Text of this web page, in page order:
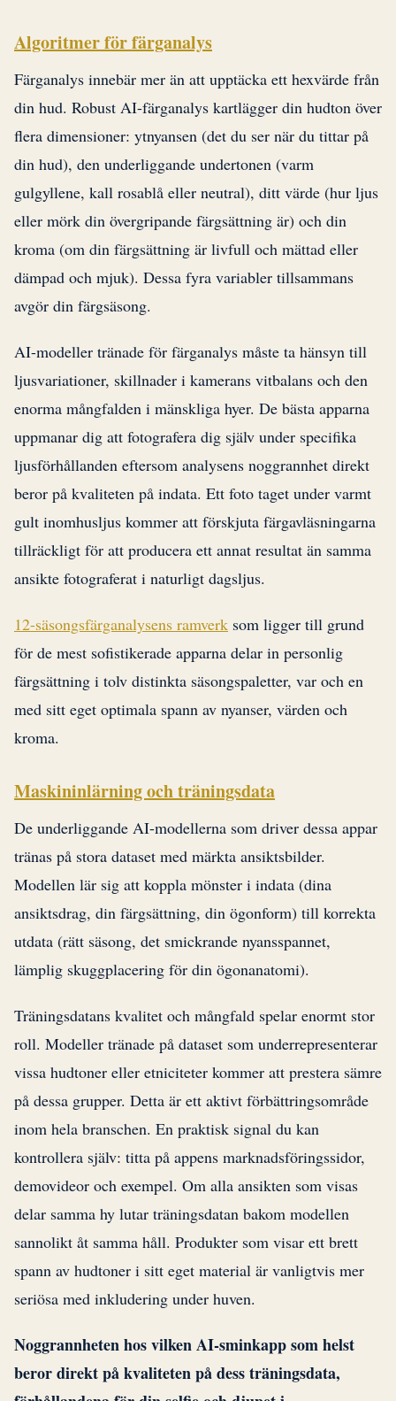
Algoritmer för färganalys
Färganalys innebär mer än att upptäcka ett hexvärde från
din hud. Robust AI-färganalys kartlägger din hudton över
flera dimensioner: ytnyansen (det du ser när du tittar på
din hud), den underliggande undertonen (varm
gulgyllene, kall rosablå eller neutral), ditt värde (hur ljus
eller mörk din övergripande färgsättning är) och din
kroma (om din färgsättning är livfull och mättad eller
dämpad och mjuk). Dessa fyra variabler tillsammans
avgör din färgsäsong.
AI-modeller tränade för färganalys måste ta hänsyn till
ljusvariationer, skillnader i kamerans vitbalans och den
enorma mångfalden i mänskliga hyer. De bästa apparna
uppmanar dig att fotografera dig själv under specifika
ljusförhållanden eftersom analysens noggrannhet direkt
beror på kvaliteten på indata. Ett foto taget under varmt
gult inomhusljus kommer att förskjuta färgavläsningarna
tillräckligt för att producera ett annat resultat än samma
ansikte fotograferat i naturligt dagsljus.
12-säsongsfärganalysens ramverk som ligger till grund
för de mest sofistikerade apparna delar in personlig
färgsättning i tolv distinkta säsongspaletter, var och en
med sitt eget optimala spann av nyanser, värden och
kroma.
Maskininlärning och träningsdata
De underliggande AI-modellerna som driver dessa appar
tränas på stora dataset med märkta ansiktsbilder.
Modellen lär sig att koppla mönster i indata (dina
ansiktsdrag, din färgsättning, din ögonform) till korrekta
utdata (rätt säsong, det smickrande nyansspannet,
lämplig skuggplacering för din ögonanatomi).
Träningsdatans kvalitet och mångfald spelar enormt stor
roll. Modeller tränade på dataset som underrepresenterar
vissa hudtoner eller etniciteter kommer att prestera sämre
på dessa grupper. Detta är ett aktivt förbättringsområde
inom hela branschen. En praktisk signal du kan
kontrollera själv: titta på appens marknadsföringssidor,
demovideor och exempel. Om alla ansikten som visas
delar samma hy lutar träningsdatan bakom modellen
sannolikt åt samma håll. Produkter som visar ett brett
spann av hudtoner i sitt eget material är vanligtvis mer
seriösa med inkludering under huven.
Noggrannheten hos vilken AI-sminkapp som helst
beror direkt på kvaliteten på dess träningsdata,